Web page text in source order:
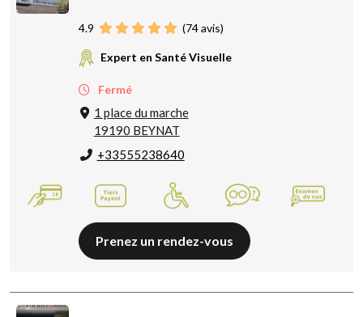
4.9 (74avis)
Expert en Santé Visuelle
Fermé
1 place du marche
19190 BEYNAT
+33555238640
Prenez un rendez-vous